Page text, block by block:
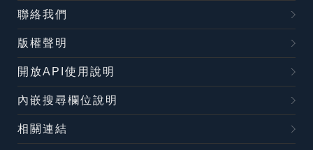
聯絡我們
版權聲明
開放API使用說明
內嵌搜尋欄位說明
相關連結